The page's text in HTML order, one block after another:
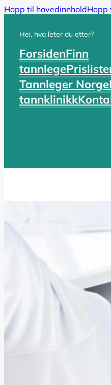
Hopp til hovedinnholdHopp
Hei, hva leter du etter?
ForsidenFinn
tannlege
Tannleger Norge
tannklinikk